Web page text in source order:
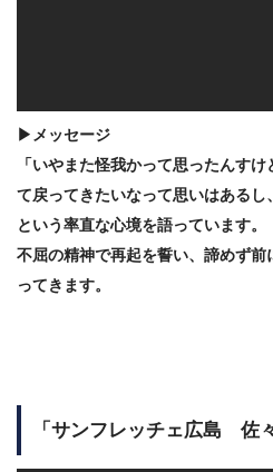
▶メッセージ
「いやまた怪我かって思ったんす
て戻ってきたいなって思いはあるし
という率直な心境を語っています。
不屈の精神で再起を誓い、諦めず
ってきます。
「サンフレッチェ広島 佐